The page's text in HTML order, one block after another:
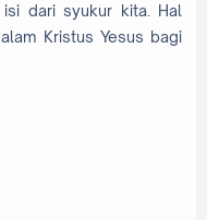
dari syukur kita. Hal
Kristus Yesus bagi